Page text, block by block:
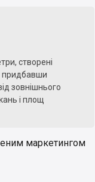
створені
придбавши
зовнішнього
і площ
мешканцімаркетингом